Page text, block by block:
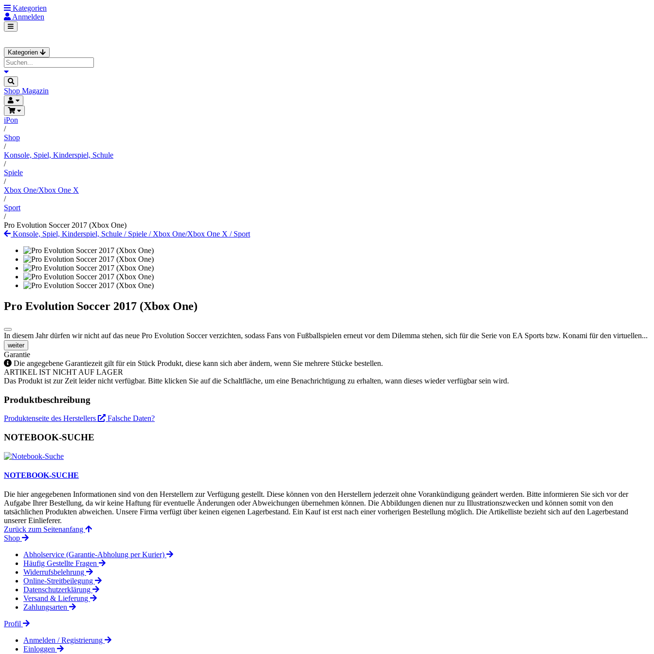
Kategorien
Anmelden
Kategorien
Shop Magazin
iPon
/
Shop
/
Konsole, Spiel, Kinderspiel, Schule
/
Spiele
/
Xbox One/Xbox One X
/
Sport
/
Pro Evolution Soccer 2017 (Xbox One)
Konsole, Spiel, Kinderspiel, Schule / Spiele / Xbox One/Xbox One X / Sport
Pro Evolution Soccer 2017 (Xbox One)
In diesem Jahr dürfen wir nicht auf das neue Pro Evolution Soccer verzichten, sodass Fans von Fußballspielen erneut vor dem Dilemma stehen, sich für die Serie von EA Sports bzw. Konami für den virtuellen...
weiter
Garantie
Die angegebene Garantiezeit gilt für ein Stück Produkt, diese kann sich aber ändern, wenn Sie mehrere Stücke bestellen.
ARTIKEL IST NICHT AUF LAGER
Das Produkt ist zur Zeit leider nicht verfügbar. Bitte klicken Sie auf die Schaltfläche, um eine Benachrichtigung zu erhalten, wann dieses wieder verfügbar sein wird.
Produktbeschreibung
Produktenseite des Herstellers Falsche Daten?
NOTEBOOK-SUCHE
NOTEBOOK-SUCHE
Die hier angegebenen Informationen sind von den Herstellern zur Verfügung gestellt. Diese können von den Herstellern jederzeit ohne Vorankündigung geändert werden. Bitte informieren Sie sich vor der
Aufgabe Ihrer Bestellung, da wir keine Haftung für eventuelle Änderungen oder Abweichungen übernehmen können. Die Abbildungen dienen nur zu Illustrationszwecken und können somit von den
tatsächlichen Produkten abweichen. Unsere Firma verfügt über keinen eigenen Lagerbestand. Ein Kauf ist erst nach einer vorherigen Bestellung möglich. Die Artikelliste bezieht sich auf den Lagerbestand
unserer Einlieferer.
Zurück zum Seitenanfang
Shop
Abholservice (Garantie-Abholung per Kurier)
Häufig Gestellte Fragen
Widerrufsbelehrung
Online-Streitbeilegung
Datenschutzerklärung
Versand & Lieferung
Zahlungsarten
Profil
Anmelden / Registrierung
Einloggen